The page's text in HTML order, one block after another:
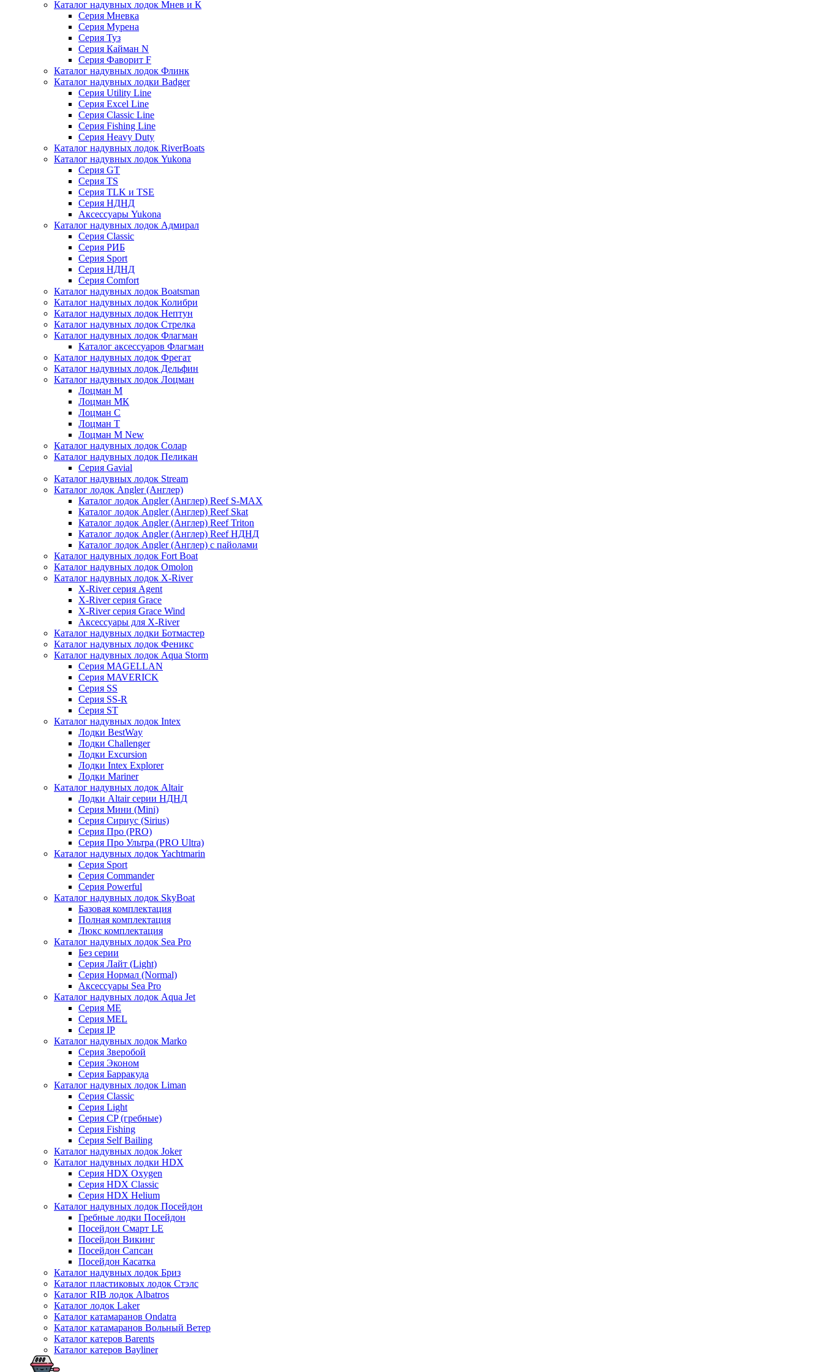
Каталог надувных лодок Мнев и К
Серия Мневка
Серия Мурена
Серия Туз
Серия Кайман N
Серия Фаворит F
Каталог надувных лодок Флинк
Каталог надувных лодки Badger
Серия Utility Line
Серия Excel Line
Серия Classic Line
Серия Fishing Line
Серия Heavy Duty
Каталог надувных лодок RiverBoats
Каталог надувных лодок Yukona
Серия GT
Серия TS
Серия TLK и TSE
Серия НДНД
Аксессуары Yukona
Каталог надувных лодок Адмирал
Серия Classic
Серия РИБ
Серия Sport
Серия НДНД
Серия Comfort
Каталог надувных лодок Boatsman
Каталог надувных лодок Колибри
Каталог надувных лодок Нептун
Каталог надувных лодок Стрелка
Каталог надувных лодок Флагман
Каталог аксессуаров Флагман
Каталог надувных лодок Фрегат
Каталог надувных лодок Дельфин
Каталог надувных лодок Лоцман
Лоцман М
Лоцман МК
Лоцман С
Лоцман Т
Лоцман М New
Каталог надувных лодок Солар
Каталог надувных лодок Пеликан
Серия Gavial
Каталог надувных лодок Stream
Каталог лодок Angler (Англер)
Каталог лодок Angler (Англер) Reef S-MAX
Каталог лодок Angler (Англер) Reef Skat
Каталог лодок Angler (Англер) Reef Triton
Каталог лодок Angler (Англер) Reef НДНД
Каталог лодок Angler (Англер) с пайолами
Каталог надувных лодок Fort Boat
Каталог надувных лодок Omolon
Каталог надувных лодок X-River
X-River серия Agent
X-River серия Grace
X-River серия Grace Wind
Аксессуары для X-River
Каталог надувных лодки Ботмастер
Каталог надувных лодок Феникc
Каталог надувных лодок Aqua Storm
Серия MAGELLAN
Серия MAVERICK
Серия SS
Серия SS-R
Серия ST
Каталог надувных лодок Intex
Лодки BestWay
Лодки Challenger
Лодки Excursion
Лодки Intex Explorer
Лодки Mariner
Каталог надувных лодок Altair
Лодки Altair серии НДНД
Серия Мини (Mini)
Серия Сириус (Sirius)
Серия Про (PRO)
Серия Про Ультра (PRO Ultra)
Каталог надувных лодок Yachtmarin
Серия Sport
Серия Commander
Серия Powerful
Каталог надувных лодок SkyBoat
Базовая комплектация
Полная комплектация
Люкс комплектация
Каталог надувных лодок Sea Pro
Без серии
Серия Лайт (Light)
Серия Нормал (Normal)
Аксессуары Sea Pro
Каталог надувных лодок Aqua Jet
Серия ME
Серия MEL
Серия IP
Каталог надувных лодок Marko
Серия Зверобой
Серия Эконом
Серия Барракуда
Каталог надувных лодок Liman
Серия Classic
Серия Light
Серия CP (гребные)
Серия Fishing
Серия Self Bailing
Каталог надувных лодок Joker
Каталог надувных лодки HDX
Серия HDX Oxygen
Серия HDX Classic
Серия HDX Helium
Каталог надувных лодок Посейдон
Гребные лодки Посейдон
Посейдон Смарт LE
Посейдон Викинг
Посейдон Сапсан
Посейдон Касатка
Каталог надувных лодок Бриз
Каталог пластиковых лодок Стэлс
Каталог RIB лодок Albatros
Каталог лодок Laker
Каталог катамаранов Ondatra
Каталог катамаранов Вольный Ветер
Каталог катеров Barents
Каталог катеров Bayliner